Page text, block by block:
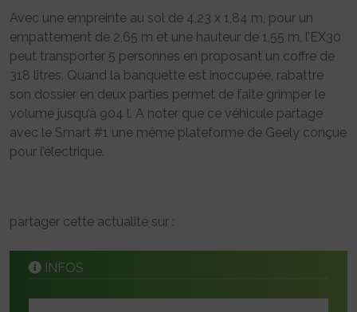
Avec une empreinte au sol de 4,23 x 1,84 m, pour un
empattement de 2,65 m et une hauteur de 1,55 m, l’EX30
peut transporter 5 personnes en proposant un coffre de
318 litres. Quand la banquette est inoccupée, rabattre
son dossier en deux parties permet de faite grimper le
volume jusqu’à 904 l. A noter que ce véhicule partage
avec le Smart #1 une même plateforme de Geely conçue
pour l’électrique.
partager cette actualité sur :
INFOS